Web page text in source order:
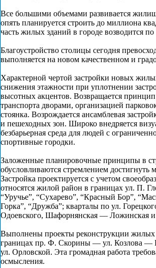
Все большими объемами развивается
опять планируется строить до миллиона
часть жилых зданий в городе возводится
Благоустройство столицы сегодня
выполняется на новом качественном и
Характерной чертой застройки новых
снижения этажности при уплотнении
высотных акцентов. Возвращается
транспорта дворами, организацией
стоянка. Возрождается ансамблевая
и пешеходных зон. Широко внедряется
безбарьерная среда для людей с
спортивные городки.
Заложенные планировочные принципы в
обусловливаются стремлением достигнуть
Застройка проектируется с учетом
относятся жилой район в границах ул. П.
“Уручье”, “Сухарево”, “Красный Бор”,
Горка”, “Дружба”; кварталы по ул.
Одоевского, Шафорнянская — Ложинская и
Выполнены проекты реконструкции жилых
границах пр. Ф. Скорины — ул. Козлова —
ул. Орловской. Эта громадная работа
осмысления.